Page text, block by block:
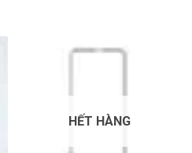
HẾT HÀNG